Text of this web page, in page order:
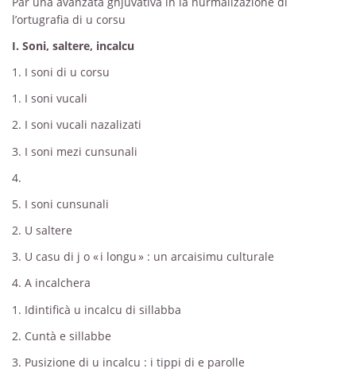
l’ortugrafia di u corsu
I. Soni, saltere, incalcu
1. I soni di u corsu
1. I soni vucali
2. I soni vucali nazalizati
3. I soni mezi cunsunali
4.
5. I soni cunsunali
2. U saltere
3. U casu di j o « i longu » : un arcaisimu culturale
4. A incalchera
1. Idintificà u incalcu di sillabba
2. Cuntà e sillabbe
3. Pusizione di u incalcu : i tippi di e parolle